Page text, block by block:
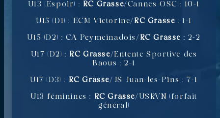
U13 (Espoir) : RC Grasse/Cannes OSC : 10-1
U15 (D1) : ECM Victorine/ RC Grasse : 1-1
U15 (D2) : CA Peymeinadois/ RC Grasse : 2-2
U17 (D2) : RC Grasse/Entente Sportive des
Baous : 2-1
U17 (D3) : RC Grasse/JS Juan-les-Pins : 7-1
U13 féminines : RC Grasse/USRVN (forfait
général)